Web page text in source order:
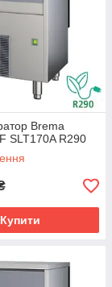
Brema
SLT170A R290
Купити